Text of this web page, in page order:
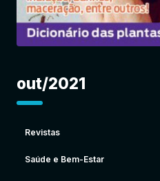
out/2021
Revistas
Saúde e Bem-Estar